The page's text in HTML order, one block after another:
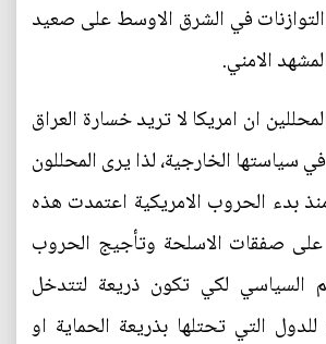
في الشرق الاوسط على صعيد
الامني.
ان امريكا لا تريد خسارة العراق
سياستها الخارجية، لذا يرى المحللون
بدء الحروب الامريكية اعتمدت هذه
على صفقات الاسلحة وتأجيج الحروب
السياسي لكي تكون ذريعة لتتدخل
التي تحتلها بذريعة الحماية او